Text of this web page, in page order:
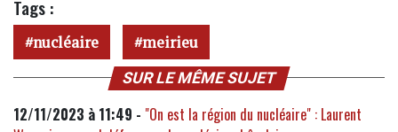
Tags :
nucléaire meirieu
SUR LE MÊME SUJET
12/11/2023 à 11:49 - "On est la région du nucléaire" : Laurent